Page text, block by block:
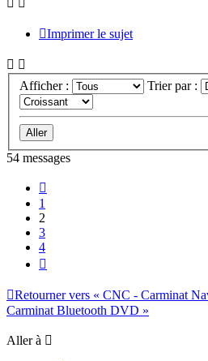
Imprimer le sujet
Afficher : Trier par :
54 messages
1
2
3
4
Retourner vers « CNC - Carminat
Carminat Bluetooth DVD »
Aller à